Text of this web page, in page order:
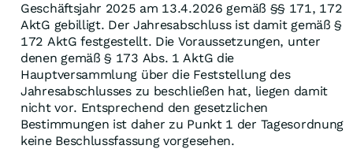
Geschäftsjahr 2025 am 13.4.2026 gemäß §§ 171, 172
AktG gebilligt. Der Jahresabschluss ist damit gemäß §
172 AktG festgestellt. Die Voraussetzungen, unter
denen gemäß § 173 Abs. 1 AktG die
Hauptversammlung über die Feststellung des
Jahresabschlusses zu beschließen hat, liegen damit
nicht vor. Entsprechend den gesetzlichen
Bestimmungen ist daher zu Punkt 1 der Tagesordnung
keine Beschlussfassung vorgesehen.